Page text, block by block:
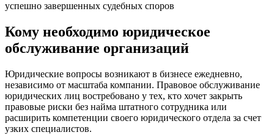
успешно завершенных судебных споров
Кому необходимо юридическое
обслуживание организаций
Юридические вопросы возникают в бизнесе ежедневно,
независимо от масштаба компании. Правовое обслуживание
юридических лиц востребовано у тех, кто хочет закрыть
правовые риски без найма штатного сотрудника или
расширить компетенции своего юридического отдела за счет
узких специалистов.